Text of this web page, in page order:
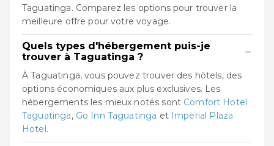
Taguatinga. Comparez les options pour trouver la
meilleure offre pour votre voyage.
Quels types d'hébergement puis-je
trouver à Taguatinga ?
−
À Taguatinga, vous pouvez trouver des hôtels, des
options économiques aux plus exclusives. Les
hébergements les mieux notés sont Comfort Hotel
Taguatinga, Go Inn Taguatinga et Imperial Plaza
Hotel.